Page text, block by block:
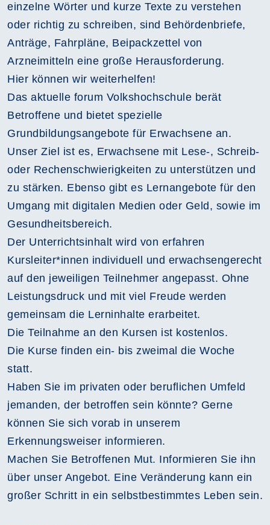
einzelne Wörter und kurze Texte zu verstehen
oder richtig zu schreiben, sind Behördenbriefe,
Anträge, Fahrpläne, Beipackzettel von
Arzneimitteln eine große Herausforderung.
Hier können wir weiterhelfen!
Das aktuelle forum Volkshochschule berät
Betroffene und bietet spezielle
Grundbildungsangebote für Erwachsene an.
Unser Ziel ist es, Erwachsene mit Lese-, Schreib-
oder Rechenschwierigkeiten zu unterstützen und
zu stärken. Ebenso gibt es Lernangebote für den
Umgang mit digitalen Medien oder Geld, sowie im
Gesundheitsbereich.
Der Unterrichtsinhalt wird von erfahren
Kursleiter*innen individuell und erwachsengerecht
auf den jeweiligen Teilnehmer angepasst. Ohne
Leistungsdruck und mit viel Freude werden
gemeinsam die Lerninhalte erarbeitet.
Die Teilnahme an den Kursen ist kostenlos.
Die Kurse finden ein- bis zweimal die Woche
statt.
Haben Sie im privaten oder beruflichen Umfeld
jemanden, der betroffen sein könnte? Gerne
können Sie sich vorab in unserem
Erkennungsweiser informieren.
Machen Sie Betroffenen Mut. Informieren Sie ihn
über unser Angebot. Eine Veränderung kann ein
großer Schritt in ein selbstbestimmtes Leben sein.